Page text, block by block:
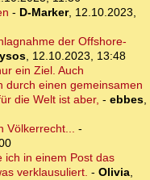
- D-Marker, 12.10.2023,
der Offshore-
, 12.10.2023, 13:48
ein Ziel. Auch
durch einen gemeinsamen
die Welt ist aber, - ebbes,
Völkerrecht... -
ich in einem Post das
verklausuliert. - Olivia,